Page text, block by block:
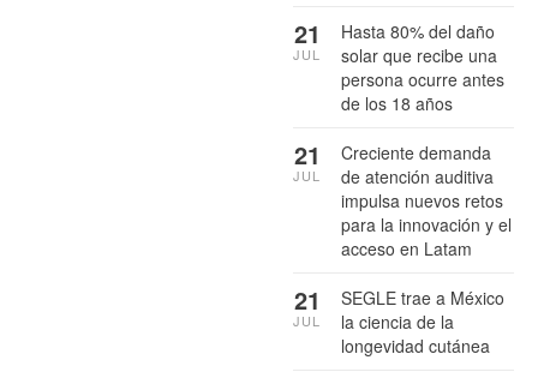
Hasta 80% del daño
solar que recibe una
persona ocurre antes
de los 18 años
21
JUL
Creciente demanda
de atención auditiva
impulsa nuevos retos
para la innovación y el
acceso en Latam
21
JUL
SEGLE trae a México
la ciencia de la
longevidad cutánea
21
JUL